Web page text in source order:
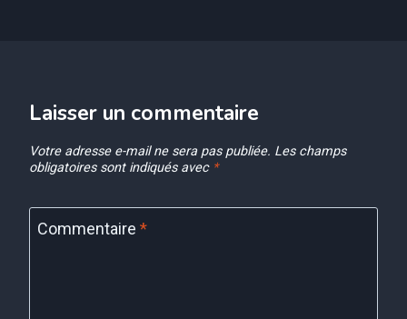
Laisser un commentaire
Votre adresse e-mail ne sera pas publiée. Les champs
obligatoires sont indiqués avec *
Commentaire *